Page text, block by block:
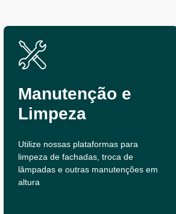
Manutenção e
Limpeza
Utilize nossas plataformas para
limpeza de fachadas, troca de
lâmpadas e outras manutenções em
altura